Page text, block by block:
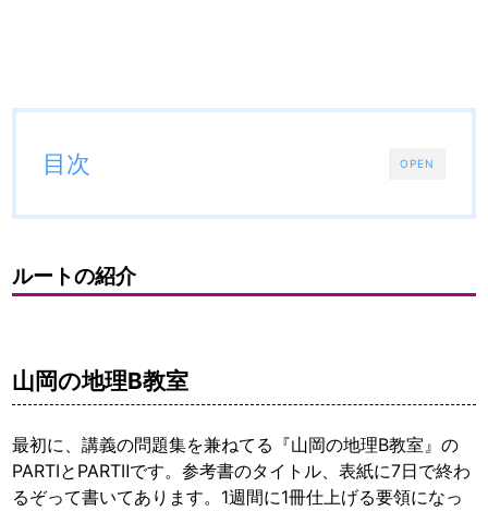
OPEN
目次
ルートの紹介
山岡の地理B教室
最初に、講義の問題集を兼ねてる『山岡の地理B教室』の
PARTⅠとPARTⅡです。参考書のタイトル、表紙に7日で終わ
るぞって書いてあります。1週間に1冊仕上げる要領になっ